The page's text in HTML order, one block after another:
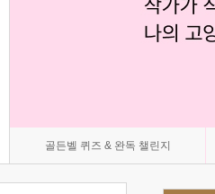
골든벨 퀴즈 & 완독 챌린지